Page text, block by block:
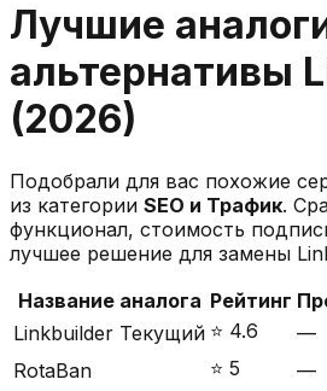
Лучшие
альтернативы
(2026)
Подобрали для вас похожие
из категории SEO и Трафик.
функционал, стоимость
лучшее решение для замены
Название аналога Рейтинг
Linkbuilder Текущий ⭐️ 4.6 —
RotaBan
⭐️ 5 —